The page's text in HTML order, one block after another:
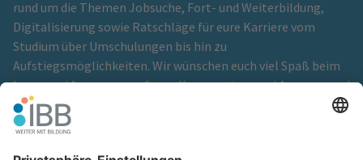
rund um die Themen Jobsuche, Fort- und Weiterbildung,
Digitalisierung sowie Ratschläge für eure Karriere vom
Studium über Umschulungen bis hin zu
Aufstiegsmöglichkeiten. Wir wünschen euch viel Spaß beim
Lesen und freuen uns auf eure Kommentare und Anregungen!
Ein Blog der